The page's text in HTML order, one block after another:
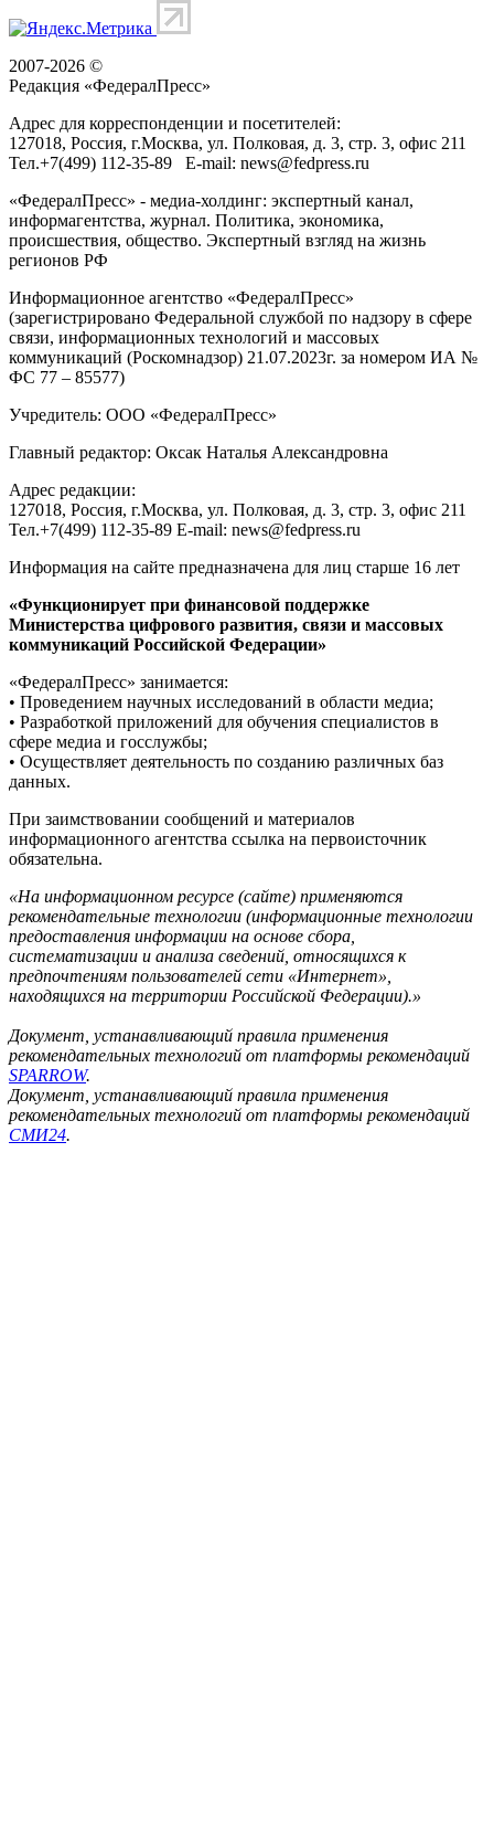
2007-2026 ©
Редакция «ФедералПресс»
Адрес для корреспонденции и посетителей:
127018, Россия, г.Москва, ул. Полковая, д. 3, стр. 3, офис 211
Тел.+7(499) 112-35-89 E-mail: news@fedpress.ru
«ФедералПресс» - медиа-холдинг: экспертный канал,
информагентства, журнал. Политика, экономика,
происшествия, общество. Экспертный взгляд на жизнь
регионов РФ
Информационное агентство «ФедералПресс»
(зарегистрировано Федеральной службой по надзору в сфере
связи, информационных технологий и массовых
коммуникаций (Роскомнадзор) 21.07.2023г. за номером ИА №
ФС 77 – 85577)
Учредитель: ООО «ФедералПресс»
Главный редактор: Оксак Наталья Александровна
Адрес редакции:
127018, Россия, г.Москва, ул. Полковая, д. 3, стр. 3, офис 211
Тел.+7(499) 112-35-89 E-mail: news@fedpress.ru
Информация на сайте предназначена для лиц старше 16 лет
«Функционирует при финансовой поддержке
Министерства цифрового развития, связи и массовых
коммуникаций Российской Федерации»
«ФедералПресс» занимается:
• Проведением научных исследований в области медиа;
• Разработкой приложений для обучения специалистов в
сфере медиа и госслужбы;
• Осуществляет деятельность по созданию различных баз
данных.
При заимствовании сообщений и материалов
информационного агентства ссылка на первоисточник
обязательна.
«На информационном ресурсе (сайте) применяются
рекомендательные технологии (информационные технологии
предоставления информации на основе сбора,
систематизации и анализа сведений, относящихся к
предпочтениям пользователей сети «Интернет»,
находящихся на территории Российской Федерации).»
Документ, устанавливающий правила применения
рекомендательных технологий от платформы рекомендаций
SPARROW.
Документ, устанавливающий правила применения
рекомендательных технологий от платформы рекомендаций
СМИ24.